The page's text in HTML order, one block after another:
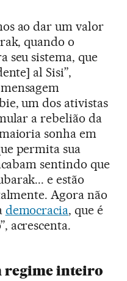
ao dar um valor
quando o
seu sistema, que
al Sisi”,
um dos ativistas
a rebelião da
sonha em
permita sua
sentindo que
e estão
Agora não
democracia, que é
acrescenta.
regime inteiro